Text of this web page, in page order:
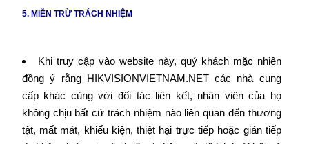
5. MIỄN TRỪ TRÁCH NHIỆM
Khi truy cập vào website này, quý khách mặc nhiên
đồng ý rằng HIKVISIONVIETNAM.NET các nhà cung
cấp khác cùng với đối tác liên kết, nhân viên của họ
không chịu bất cứ trách nhiệm nào liên quan đến thương
tật, mất mát, khiếu kiện, thiệt hại trực tiếp hoặc gián tiếp